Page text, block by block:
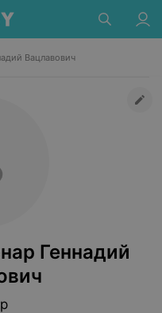
Вацлавович
Геннадий